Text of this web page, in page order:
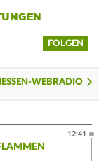
FOLGEN
WEBRADIO
12:41